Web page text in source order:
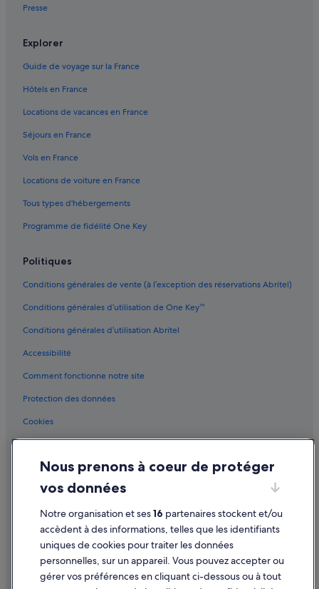
Macau : hôtels
Natal : hôtels Hôtels de plage
Natal : hôtels Hôtels de luxe
Natal : hôtels Hôtels tout compris
Natal : hôtels
Patu : hôtels
São Miguel do Gostoso : hôtels Hôtels d’aventure
São Miguel do Gostoso : hôtels
São Miguel do Gostoso : Pousadas
Sibauma : Complexes hôteliers
Tibau do Sul : hôtels
Tibau do Sul : Complexes hôteliers
Tibau : hôtels
Vila Flor : Maison d’hôtes
Vila Flor : hôtels
Presse
Explorer
Guide de voyage sur la France
Hôtels en France
Locations de vacances en France
Séjours en France
Vols en France
Locations de voiture en France
Tous types d'hébergements
Programme de fidélité One Key
Politiques
Conditions générales de vente (à l’exception des réservations Abritel)
Conditions générales d’utilisation de One Key™
Conditions générales d’utilisation Abritel
Accessibilité
Comment fonctionne notre site
Protection des données
Cookies
Mentions légales / Nous contacter
Directives de contenu et signalement de contenus
Aide
Assistance
Annuler votre vol
Nous prenons à coeur de protéger
vos données
Notre organisation et ses16 partenaires stockent et/ou
accèdent à des informations, telles que les identifiants
uniques de cookies pour traiter les données
personnelles, sur un appareil. Vous pouvez accepter ou
gérer vos préférences en cliquant ci-dessous ou à tout